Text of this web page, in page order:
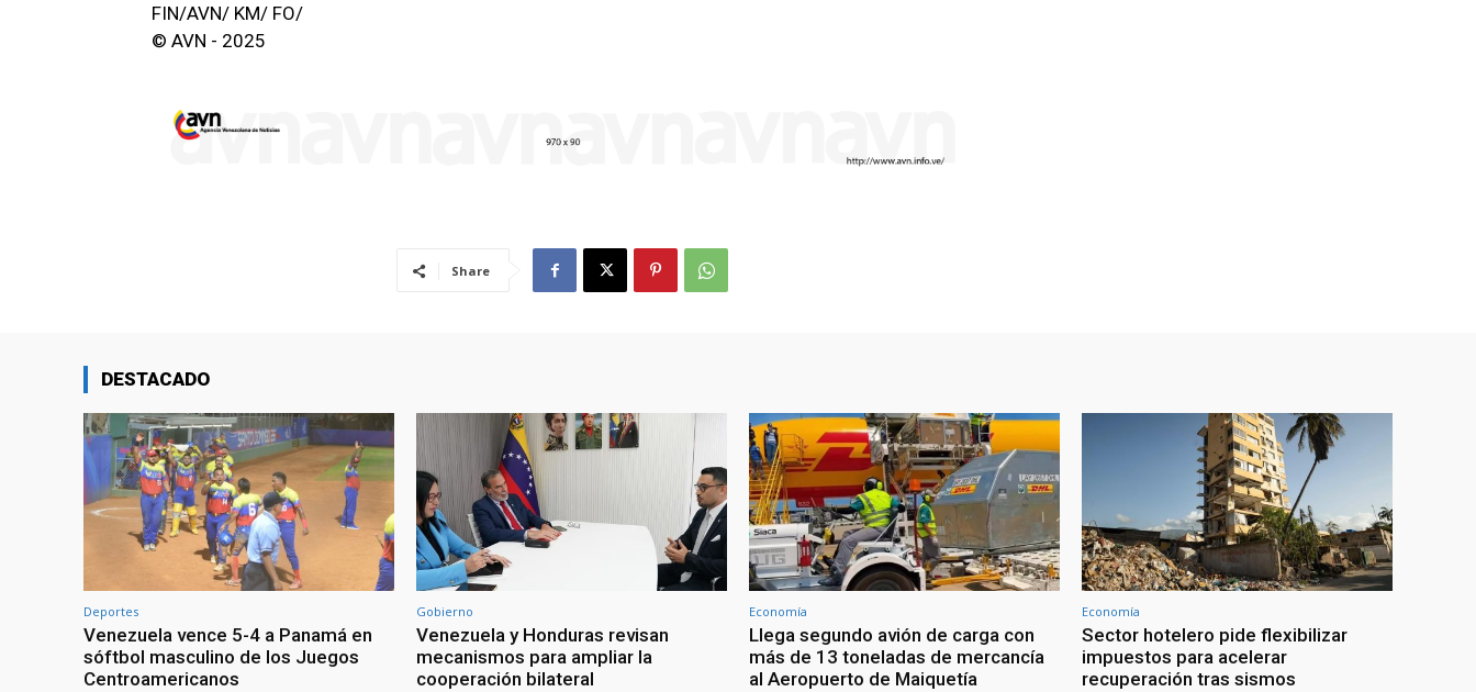
FIN/AVN/ KM/ FO/
© AVN - 2025
Share
DESTACADO
Deportes
Venezuela vence 5-4 a Panamá en
sóftbol masculino de los Juegos
Centroamericanos
Gobierno
Venezuela y Honduras revisan
mecanismos para ampliar la
cooperación bilateral
Economía
Llega segundo avión de carga con
más de 13 toneladas de mercancía
al Aeropuerto de Maiquetía
Economía
Sector hotelero pide flexibilizar
impuestos para acelerar
recuperación tras sismos